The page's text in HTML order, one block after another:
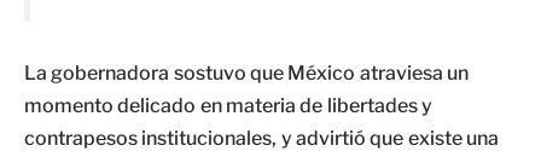
La gobernadora sostuvo que México atraviesa un
momento delicado en materia de libertades y
contrapesos institucionales, y advirtió que existe una